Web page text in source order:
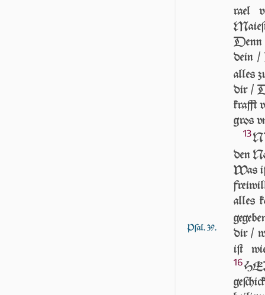
ra­el
Denn
dein /
alles
dir /
krafft
gros
Pſal. 39.
13
den
Was
alles
dir /
iſt
16